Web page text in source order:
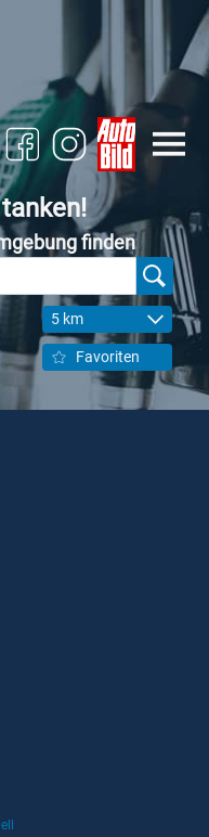
finden
5 km
Favoriten